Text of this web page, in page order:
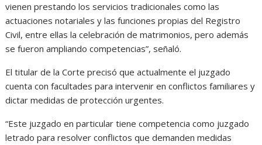
vienen prestando los servicios tradicionales como las
actuaciones notariales y las funciones propias del Registro
Civil, entre ellas la celebración de matrimonios, pero además
se fueron ampliando competencias”, señaló.
El titular de la Corte precisó que actualmente el juzgado
cuenta con facultades para intervenir en conflictos familiares y
dictar medidas de protección urgentes.
“Este juzgado en particular tiene competencia como juzgado
letrado para resolver conflictos que demanden medidas